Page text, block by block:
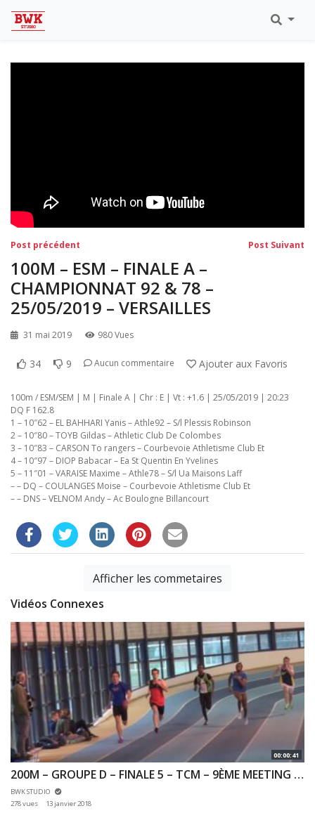
Eaubonne 2019
Navigation
de
l’article
Post précédent Post Suivant
100M – ESM – FINALE A –
CHAMPIONNAT 92 & 78 –
25/05/2019 – VERSAILLES
31 mai 2019 980 Vues
34 9 Aucun commentaire Ajouter aux Favoris
100m / ESM/SEM | M | Finale A | Chr : E | Vt : +1.6 | 25/05/2019 | 20:23
DQ F 162.8
1 – 10″62 – EL BAHHARI Yanis – Athle92 – S/l Plessis Robinson
2 – 10″80 – TOYB Gildas – Athletic Club De Colombes
3 – 10″83 – CARSON To rangers – Courbevoie Athletisme Club Et
4 – 10″97 – DIOP Babacar – Ea St Quentin En Yvelines
5 – 11″01 – VARAISE Maxime – Athle78 – S/l Ua Maisons Laff
– – DQ – COULANGES Moise – Courbevoie Athletisme Club Et
– – DNS – VELNOM Andy – Ac Boulogne Billancourt
Afficher les commetaires
Vidéos Connexes
00:00:41
200M – GROUPE D – FINALE 5 – TCM – 9ÈME MEETING DES HAUTS DE SEINE 07/01/2018 – EAUBONNE
BWK STUDIO
278 vues
13 janvier 2018